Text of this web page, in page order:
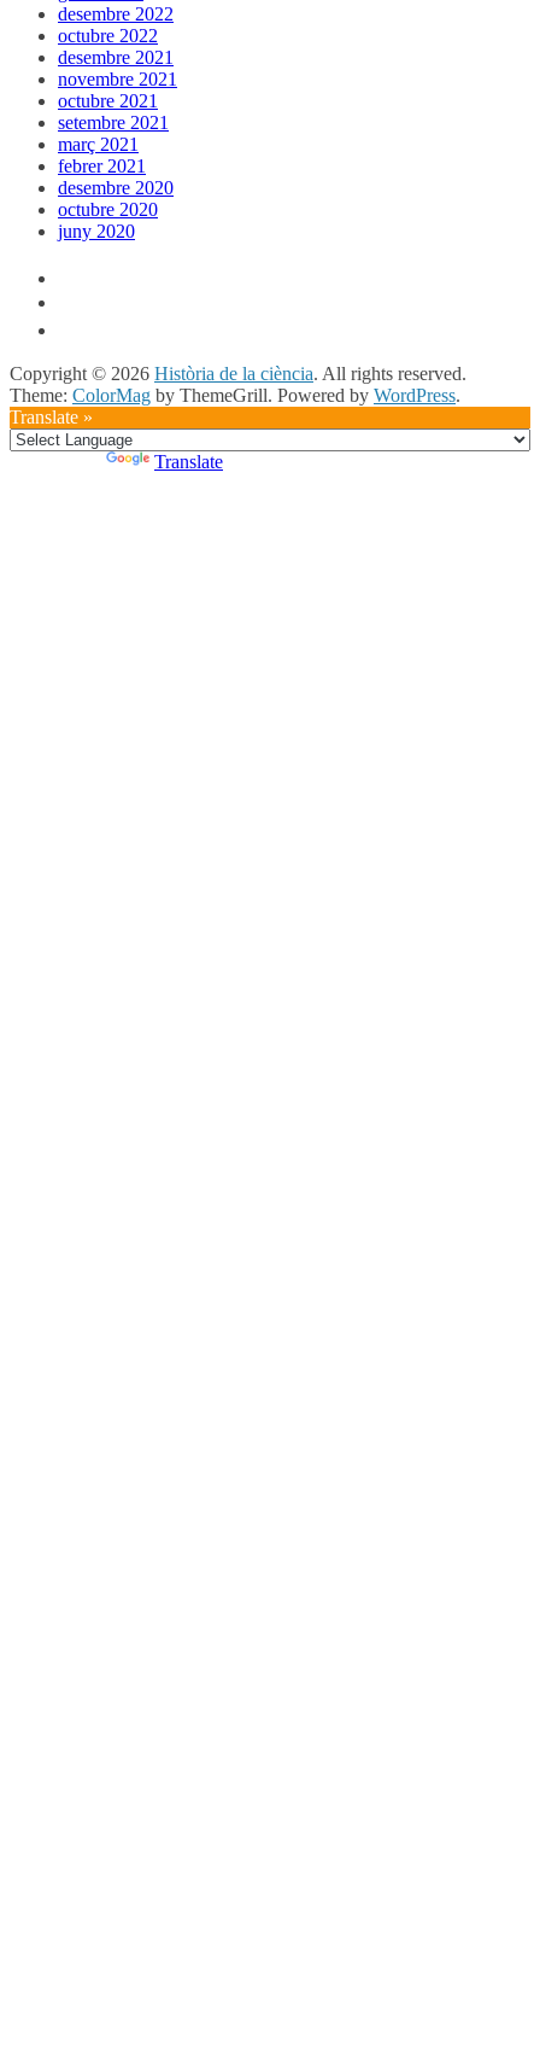
desembre 2022
octubre 2022
desembre 2021
novembre 2021
octubre 2021
setembre 2021
març 2021
febrer 2021
desembre 2020
octubre 2020
juny 2020
Copyright © 2026 Història de la ciència. All rights reserved.
Theme: ColorMag by ThemeGrill. Powered by WordPress.
Translate »
Translate